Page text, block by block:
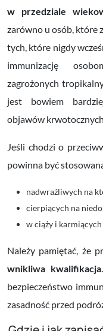
w przedziale
zarówno u osób, które
tych, które nigdy
immunizację
zagrożonych
jest bowiem
objawów
Jeśli chodzi o
powinna być
nadwrażliwych na
cierpiących na
w ciąży i
Należy pamiętać, że
wnikliwa kwalifikacja
bezpieczeństwo
zasadność przed